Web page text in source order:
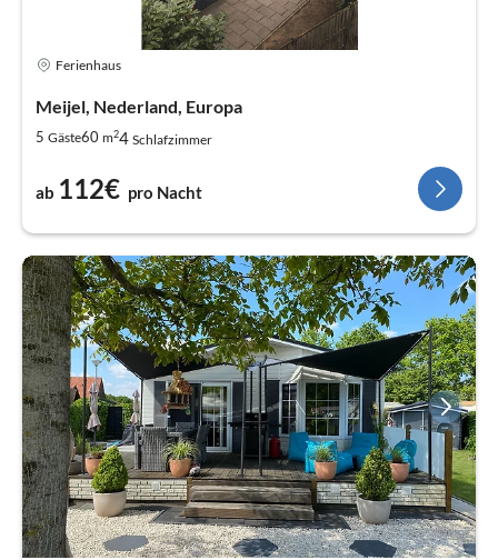
Ferienhaus
Meijel, Nederland, Europa
5 Gäste60 m24 Schlafzimmer
ab 112€ pro Nacht